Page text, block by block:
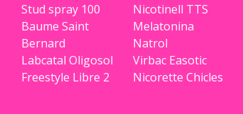
Stud spray 100
Baume Saint
Bernard
Labcatal Oligosol
Freestyle Libre 2
Nicotinell TTS
Melatonina
Natrol
Virbac Easotic
Nicorette Chicles